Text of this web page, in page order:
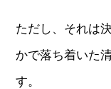
ただし、それは
かで落ち着いた
す。